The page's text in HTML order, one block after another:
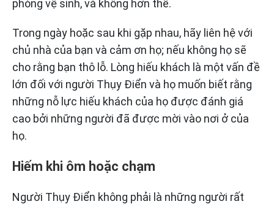
phòng vệ sinh, và không hơn thế.
Trong ngày hoặc sau khi gặp nhau, hãy liên hệ với
chủ nhà của bạn và cảm ơn họ; nếu không họ sẽ
cho rằng bạn thô lỗ. Lòng hiếu khách là một vấn đề
lớn đối với người Thụy Điển và họ muốn biết rằng
những nỗ lực hiếu khách của họ được đánh giá
cao bởi những người đã được mời vào nơi ở của
họ.
Hiếm khi ôm hoặc chạm
Người Thụy Điển không phải là những người rất